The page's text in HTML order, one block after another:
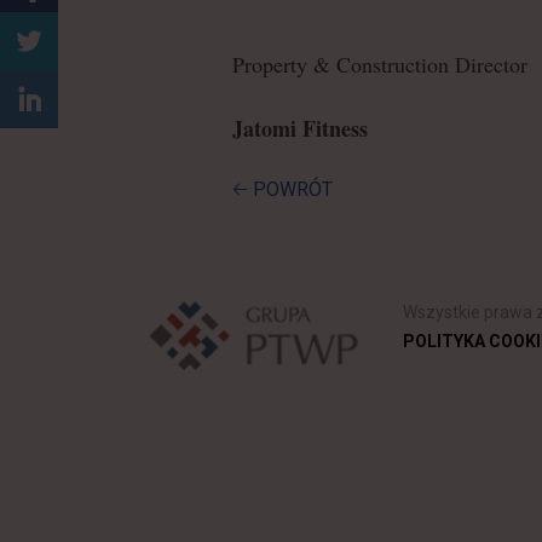
1
5
Property & Construction Director
Jatomi Fitness
🡠 POWRÓT
POLITYKA